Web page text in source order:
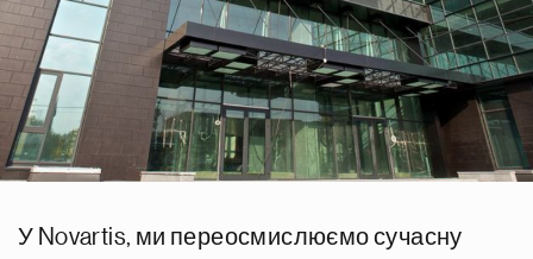
У Novartis, ми переосмислюємо сучасну